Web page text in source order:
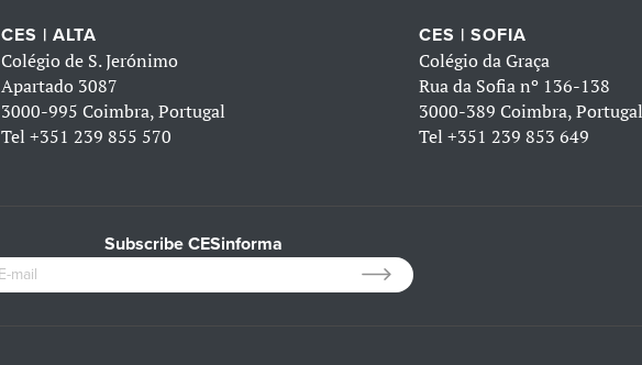
CES | ALTA
Colégio de S. Jerónimo
Apartado 3087
3000-995 Coimbra, Portugal
Tel+351 239 855 570
CES | SOFIA
Colégio da Graça
Rua da Sofia nº 136-138
3000-389 Coimbra, Portugal
Tel +351 239 853 649
Subscribe CESinforma